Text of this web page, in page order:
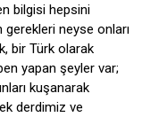
bilgisi hepsini
neyse onları
bir Türk olarak
yapan şeyler var;
kuşanarak
derdimiz ve